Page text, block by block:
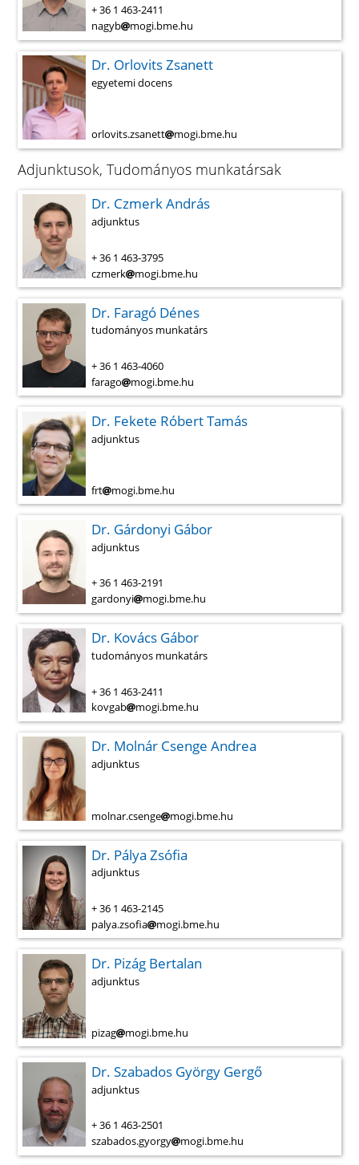
+ 36 1 463-2411
nagyb
mogi.bme.hu
Dr. Orlovits Zsanett
egyetemi docens
orlovits.zsanett mogi.bme.hu
Adjunktusok, Tudományos munkatársak
Dr. Czmerk András
adjunktus
+ 36 1 463-3795
czmerk
mogi.bme.hu
Dr. Faragó Dénes
tudományos munkatárs
+ 36 1 463-4060
farago
mogi.bme.hu
Dr. Fekete Róbert Tamás
adjunktus
frt mogi.bme.hu
Dr. Gárdonyi Gábor
adjunktus
+ 36 1 463-2191
gardonyi
mogi.bme.hu
Dr. Kovács Gábor
tudományos munkatárs
+ 36 1 463-2411
kovgab
mogi.bme.hu
Dr. Molnár Csenge Andrea
adjunktus
molnar.csenge mogi.bme.hu
Dr. Pálya Zsófia
adjunktus
+ 36 1 463-2145
palya.zsofia
mogi.bme.hu
Dr. Pizág Bertalan
adjunktus
pizag mogi.bme.hu
Dr. Szabados György Gergő
adjunktus
+ 36 1 463-2501
szabados.gyorgy
mogi.bme.hu